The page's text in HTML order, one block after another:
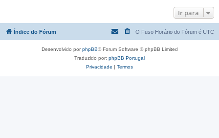
Ir para
Índice do Fórum O Fuso Horário do Fórum é UTC
Desenvolvido porphpBB® Forum Software © phpBB Limited
Traduzido por: phpBB Portugal
Privacidade | Termos